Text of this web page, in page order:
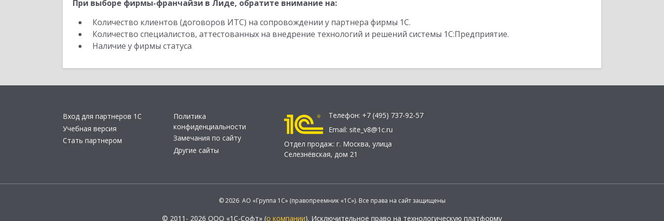
При выборе фирмы-франчайзи в Лиде, обратите внимание на:
Количество клиентов (договоров ИТС) на сопровождении у партнера фирмы 1С.
Количество специалистов, аттестованных на внедрение технологий и решений системы 1С:Предприятие.
Наличие у фирмы статуса
Вход для партнеров 1С
Учебная версия
Стать партнером
Политика
конфиденциальности
Замечания по сайту
Другие сайты
Телефон: +7 (495) 737-92-57
Email: site_v8@1c.ru
Отдел продаж: г. Москва, улица
Селезнёвская, дом 21
© 2026 АО «Группа 1С» (правопреемник «1С»). Все права на сайт защищены
© 2011- 2026 ООО «1С-Софт» (о компании). Исключительное право на технологическую платформу